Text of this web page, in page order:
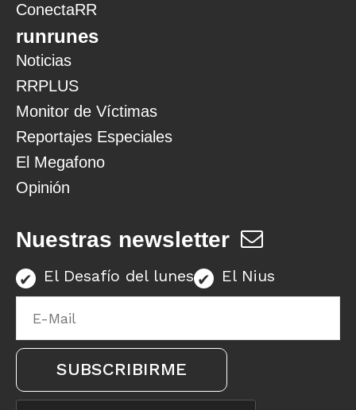
ConectaRR
runrunes
Noticias
RRPLUS
Monitor de Víctimas
Reportajes Especiales
El Megafono
Opinión
Nuestras newsletter
El Desafío del lunes El Nius